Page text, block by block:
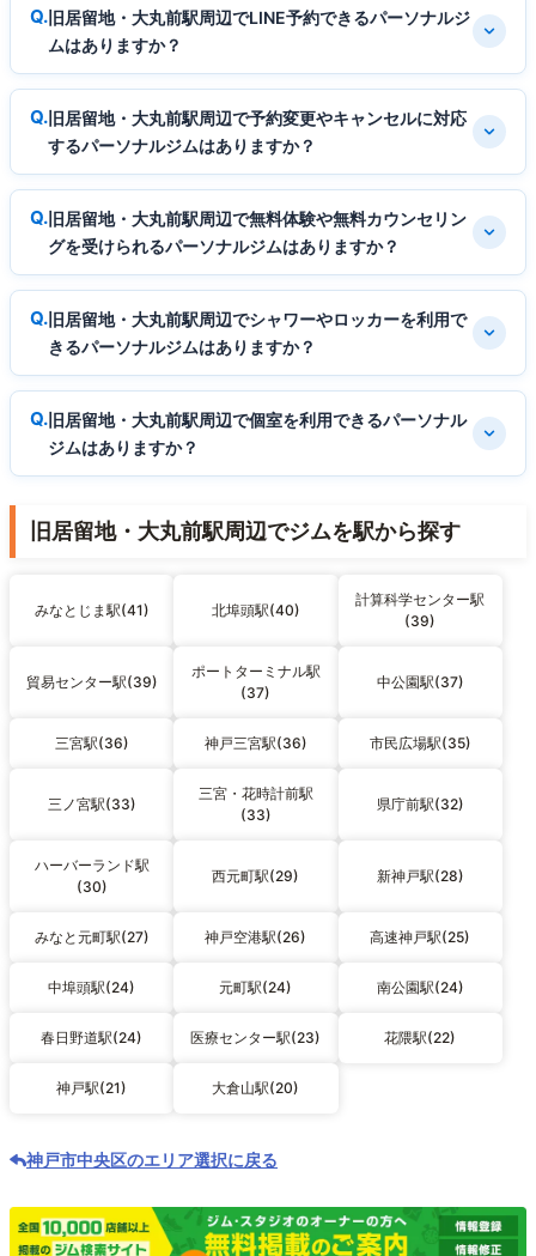
旧居留地・大丸前駅周辺でLINE予約できるパーソナルジ
ムはありますか？
旧居留地・大丸前駅周辺で予約変更やキャンセルに対応
するパーソナルジムはありますか？
旧居留地・大丸前駅周辺で無料体験や無料カウンセリン
グを受けられるパーソナルジムはありますか？
旧居留地・大丸前駅周辺でシャワーやロッカーを利用で
きるパーソナルジムはありますか？
旧居留地・大丸前駅周辺で個室を利用できるパーソナル
ジムはありますか？
旧居留地・大丸前駅周辺でジムを駅から探す
みなとじま駅(41) 北埠頭駅(40)
計算科学センター駅
(39)
貿易センター駅(39)
ポートターミナル駅
(37)
中公園駅(37)
三宮駅(36) 神戸三宮駅(36) 市民広場駅(35)
三ノ宮駅(33)
三宮・花時計前駅
(33)
県庁前駅(32)
ハーバーランド駅
(30)
西元町駅(29) 新神戸駅(28)
みなと元町駅(27) 神戸空港駅(26) 高速神戸駅(25)
中埠頭駅(24) 元町駅(24) 南公園駅(24)
春日野道駅(24) 医療センター駅(23) 花隈駅(22)
神戸駅(21) 大倉山駅(20)
神戸市中央区のエリア選択に戻る